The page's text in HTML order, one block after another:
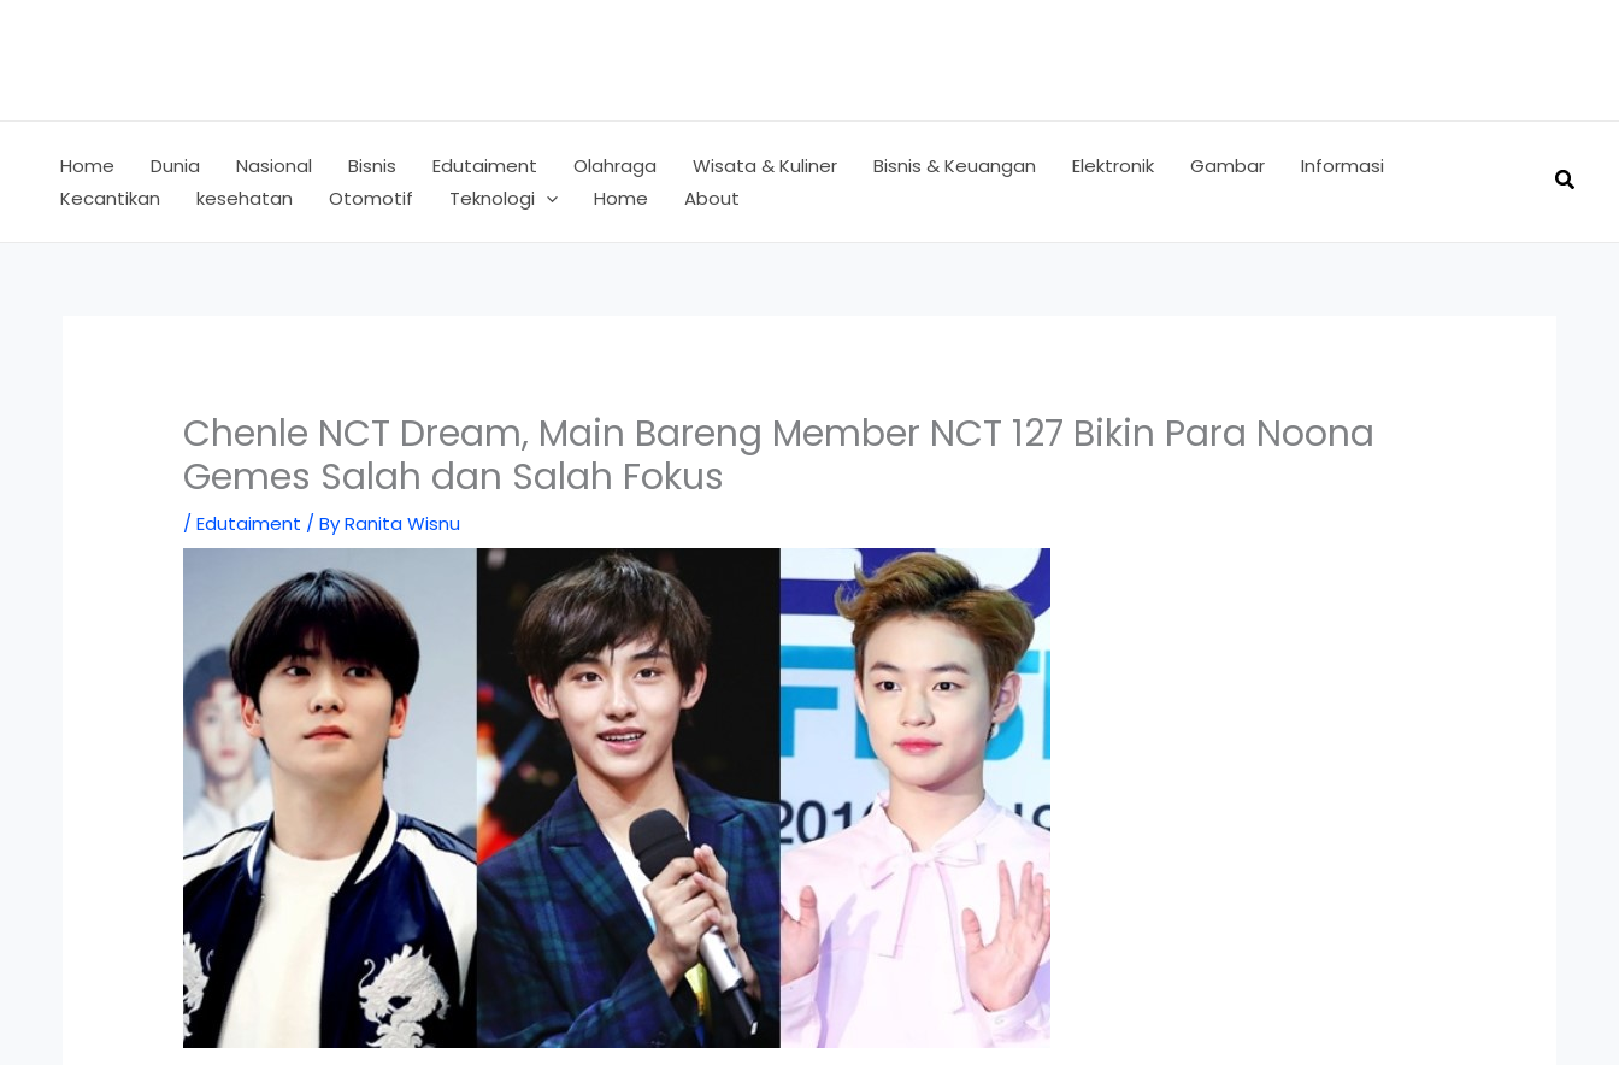
Home Dunia Nasional Bisnis Edutaiment Olahraga Wisata & Kuliner Bisnis & Keuangan Elektronik Gambar
Informasi
Kecantikan
kesehatan Otomotif Teknologi Home About
Chenle NCT Dream, Main Bareng Member NCT 127 Bikin Para Noona
Gemes Salah dan Salah Fokus
/Edutaiment / ByRanita Wisnu